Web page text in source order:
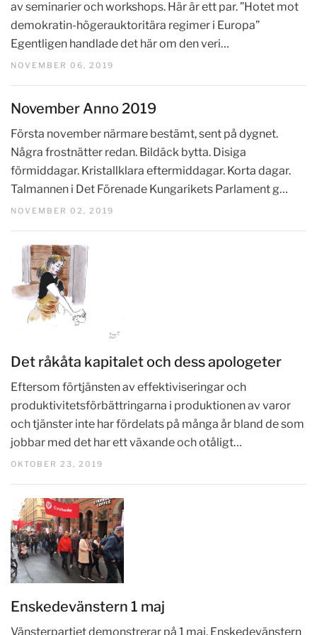
av seminarier och workshops. Här är ett par. ”Hotet mot
demokratin-högerauktoritära regimer i Europa”
Egentligen handlade det här om den veri…
NOVEMBER 06, 2019
November Anno 2019
Första november närmare bestämt, sent på dygnet.
Några frostnätter redan. Bildäck bytta. Disiga
förmiddagar. Kristallklara eftermiddagar. Korta dagar.
Talmannen i Det Förenade Kungarikets Parlament g…
NOVEMBER 02, 2019
Det råkåta kapitalet och dess apologeter
Eftersom förtjänsten av effektiviseringar och
produktivitetsförbättringarna i produktionen av varor
och tjänster inte har fördelats på många år bland de som
jobbar med det har ett växande och otåligt…
OKTOBER 23, 2019
Enskedevänstern 1 maj
Vänsterpartiet demonstrerar på 1 maj. Enskedevänstern